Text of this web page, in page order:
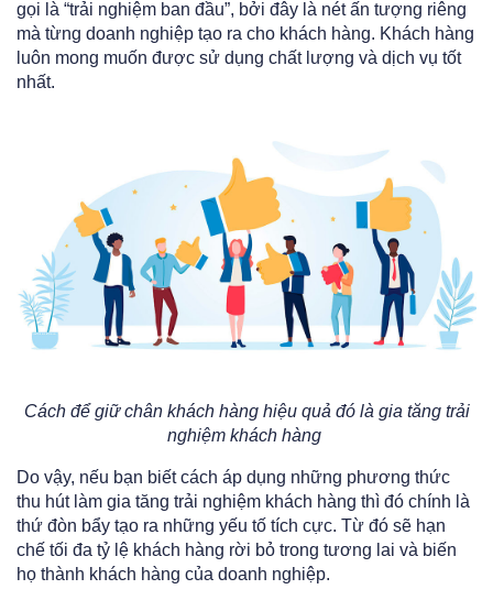
gọi là “trải nghiệm ban đầu”, bởi đây là nét ấn tượng riêng
mà từng doanh nghiệp tạo ra cho khách hàng. Khách hàng
luôn mong muốn được sử dụng chất lượng và dịch vụ tốt
nhất.
Cách để giữ chân khách hàng hiệu quả đó là gia tăng trải
nghiệm khách hàng
Do vậy, nếu bạn biết cách áp dụng những phương thức
thu hút làm gia tăng trải nghiệm khách hàng thì đó chính là
thứ đòn bẩy tạo ra những yếu tố tích cực. Từ đó sẽ hạn
chế tối đa tỷ lệ khách hàng rời bỏ trong tương lai và biến
họ thành khách hàng của doanh nghiệp.